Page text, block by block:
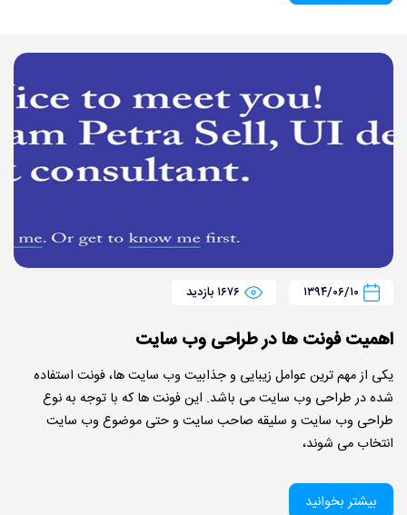
۱۳۹۴/۰۶/۱۰ ۱۶۷۶ بازدید
اهمیت فونت ها در طراحی وب سایت
یکی از مهم ترین عوامل زیبایی و جذابیت وب سایت ها، فونت استفاده
شده در طراحی وب سایت می باشد. این فونت ها که با توجه به نوع
طراحی وب سایت و سلیقه صاحب سایت و حتی موضوع وب سایت
انتخاب می شوند،
بیشتر بخوانید